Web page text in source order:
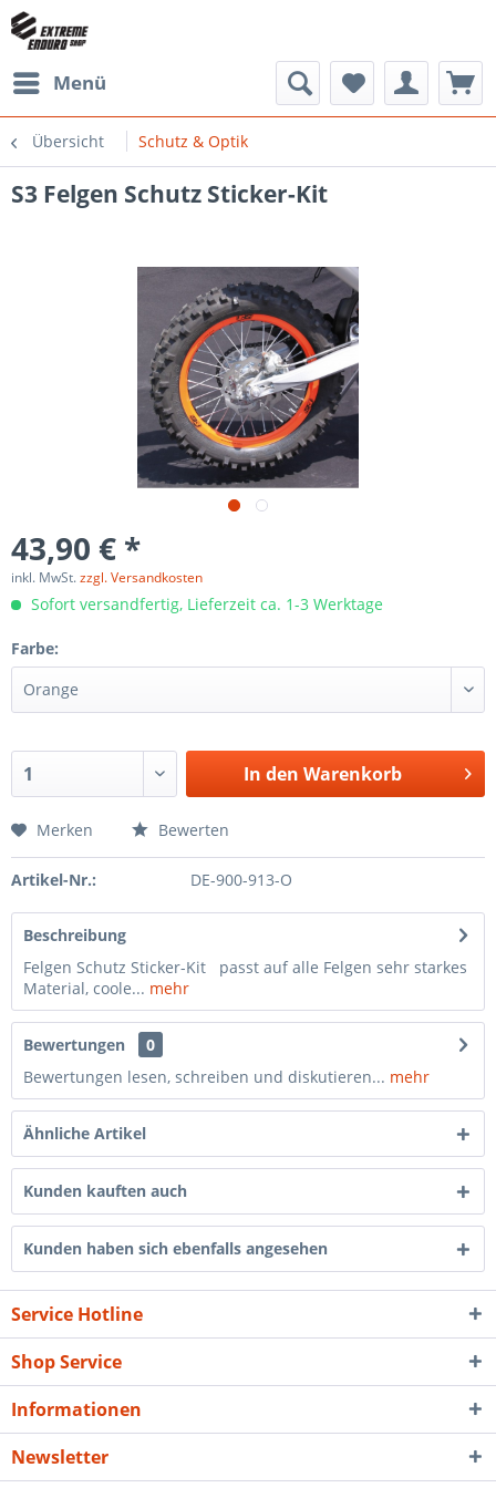
Menü
Übersicht Schutz & Optik
S3 Felgen Schutz Sticker-Kit
43,90 € *
inkl. MwSt.zzgl. Versandkosten
Sofort versandfertig, Lieferzeit ca. 1-3 Werktage
Farbe:
In den Warenkorb
Merken Bewerten
Artikel-Nr.: DE-900-913-O
Beschreibung
Felgen Schutz Sticker-Kit passt auf alle Felgen sehr starkes
Material, coole... mehr
Bewertungen
0
Bewertungen lesen, schreiben und diskutieren... mehr
Ähnliche Artikel
Kunden kauften auch
Kunden haben sich ebenfalls angesehen
Service Hotline
Shop Service
Informationen
Newsletter